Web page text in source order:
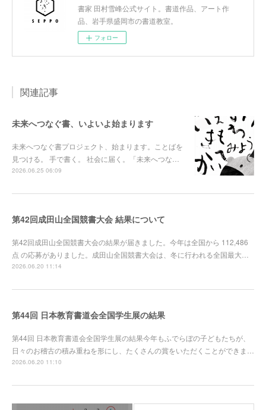
書家 田村雪峰公式サイト。書道作品、アート作
品、岩手県盛岡市の書道教室。
フォロー
関連記事
未来へつなぐ書、いよいよ始まります
未来へつなぐ書プロジェクト、始まります。ことばを
見つける。 手で書く。 社会に届く。「未来へつな…
2026.06.25 06:09
第42回成田山全国競書大会 結果について
第42回成田山全国競書大会の結果が届きました。今年は全国から 112,486
点 の応募がありました。成田山全国競書大会は、冬に行われる全国最大…
2026.06.20 11:14
第44回 日本教育書道会全国学生展の結果
第44回 日本教育書道会全国学生展の結果今年もふでらぼの子どもたちが、
日々のお稽古の積み重ねを形にし、たくさんの賞をいただくことができま…
2026.06.20 11:10